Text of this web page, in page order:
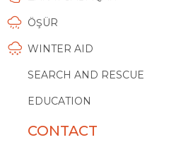
ÖŞÜR
WINTER AID
SEARCH AND RESCUE
EDUCATION
CONTACT